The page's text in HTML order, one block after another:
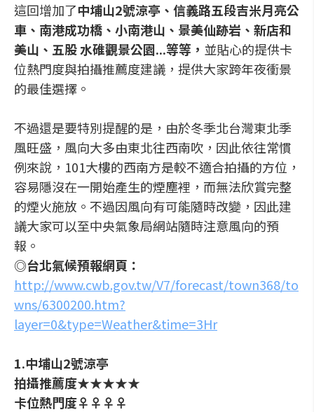
這回增加了中埔山2號涼亭、信義路五段吉米月亮公
車、南港成功橋、小南港山、景美仙跡岩、新店和
美山、五股 水碓觀景公園...等等， 並貼心的提供卡
位熱門度與拍攝推薦度建議，提供大家跨年夜衝景
的最佳選擇。
不過還是要特別提醒的是，由於冬季北台灣東北季
風旺盛，風向大多由東北往西南吹，因此依往常慣
例來說，101大樓的西南方是較不適合拍攝的方位，
容易隱沒在一開始產生的煙塵裡，而無法欣賞完整
的煙火施放。不過因風向有可能隨時改變，因此建
議大家可以至中央氣象局網站隨時注意風向的預
報。
◎台北氣候預報網頁：
http://www.cwb.gov.tw/V7/forecast/town368/to
wns/6300200.htm?
layer=0&type=Weather&time=3Hr
1.中埔山2號涼亭
拍攝推薦度★★★★★
卡位熱門度♀♀♀♀